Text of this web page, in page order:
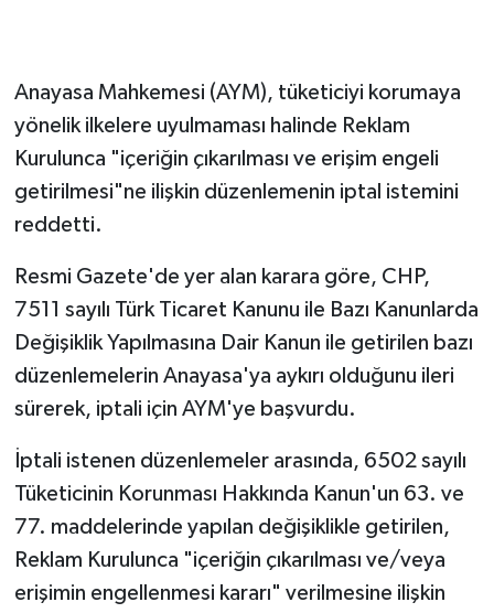
Anayasa Mahkemesi (AYM), tüketiciyi korumaya
yönelik ilkelere uyulmaması halinde Reklam
Kurulunca "içeriğin çıkarılması ve erişim engeli
getirilmesi"ne ilişkin düzenlemenin iptal istemini
reddetti.
Resmi Gazete'de yer alan karara göre, CHP,
7511 sayılı Türk Ticaret Kanunu ile Bazı Kanunlarda
Değişiklik Yapılmasına Dair Kanun ile getirilen bazı
düzenlemelerin Anayasa'ya aykırı olduğunu ileri
sürerek, iptali için AYM'ye başvurdu.
İptali istenen düzenlemeler arasında, 6502 sayılı
Tüketicinin Korunması Hakkında Kanun'un 63. ve
77. maddelerinde yapılan değişiklikle getirilen,
Reklam Kurulunca "içeriğin çıkarılması ve/veya
erişimin engellenmesi kararı" verilmesine ilişkin